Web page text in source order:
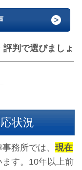
判で選びましょ
状況
務所では、 現在
す。10年以上前